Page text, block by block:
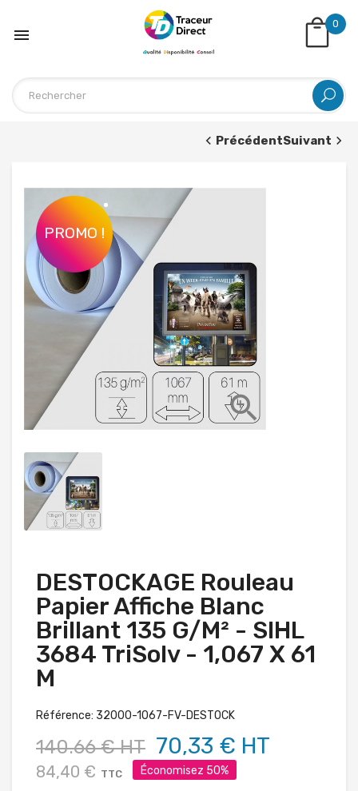

0
PrécédentSuivant
PROMO !

DESTOCKAGE Rouleau
Papier Affiche Blanc
Brillant 135 G/m² - SIHL
3684 TriSolv - 1,067 X 61
M
Référence: 32000-1067-FV-DESTOCK
140.66 € HT 70,33 € HT
84,40 € TTC Économisez 50%